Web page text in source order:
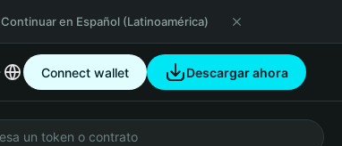
Continuar en Español (Latinoamérica)
Connect wallet Descargar ahora